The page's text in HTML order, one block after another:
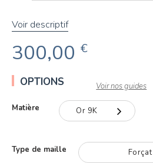
Voir descriptif
300,00 €
OPTIONS Voir nos guides
Matière Or 9K
Or 18K
Type de maille Forçat